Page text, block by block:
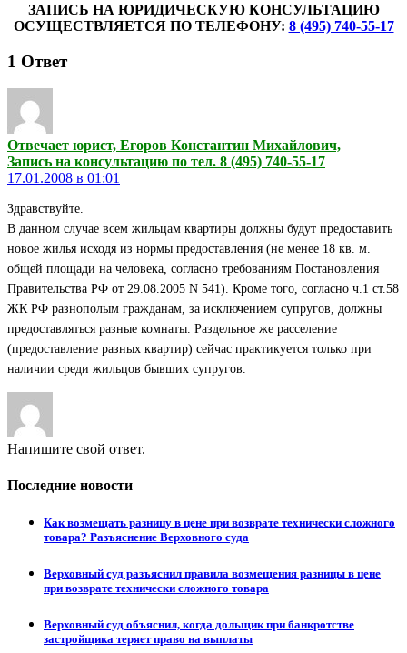
ЗАПИСЬ НА ЮРИДИЧЕСКУЮ КОНСУЛЬТАЦИЮ
ОСУЩЕСТВЛЯЕТСЯ ПО ТЕЛЕФОНУ: 8 (495) 740-55-17
1 Ответ
Отвечает юрист, Егоров Константин Михайлович,
Запись на консультацию по тел. 8 (495) 740-55-17
17.01.2008 в 01:01
Здравствуйте.
В данном случае всем жильцам квартиры должны будут предоставить
новое жилья исходя из нормы предоставления (не менее 18 кв. м.
общей площади на человека, согласно требованиям Постановления
Правительства РФ от 29.08.2005 N 541). Кроме того, согласно ч.1 ст.58
ЖК РФ разнополым гражданам, за исключением супругов, должны
предоставляться разные комнаты. Раздельное же расселение
(предоставление разных квартир) сейчас практикуется только при
наличии среди жильцов бывших супругов.
Напишите свой ответ.
Последние новости
Как возмещать разницу в цене при возврате технически сложного
товара? Разъяснение Верховного суда
Верховный суд разъяснил правила возмещения разницы в цене
при возврате технически сложного товара
Верховный суд объяснил, когда дольщик при банкротстве
застройщика теряет право на выплаты